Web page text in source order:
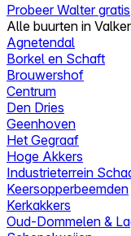
Probeer Walter gratis
Alle buurten in
Agnetendal
Borkel en Schaft
Brouwershof
Centrum
Den Dries
Geenhoven
Het Gegraaf
Hoge Akkers
Industrieterrein
Keersopperbeemden
Kerkakkers
Oud-Dommelen &